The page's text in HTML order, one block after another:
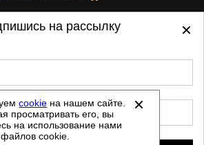
- ShoesTown.ru - все права
защищены.
является интернет магазином и
публичной офертой.
cookie на нашем сайте.
просматривать его, вы
на использование нами
файлов cookie.
на рассылку